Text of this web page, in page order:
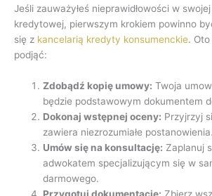
Jeśli zauważyłeś nieprawidłowości w
kredytowej, pierwszym krokiem powinno
się z kancelarią kredyty konsumenckie.
podjąć:
Zdobądź kopię umowy: Twoja
będzie podstawowym dokumentem
Dokonaj wstępnej oceny: Przyjrzyj
zawiera niezrozumiałe postanowienia.
Umów się na konsultację: Zaplanuj
adwokatem specjalizującym się w
darmowego.